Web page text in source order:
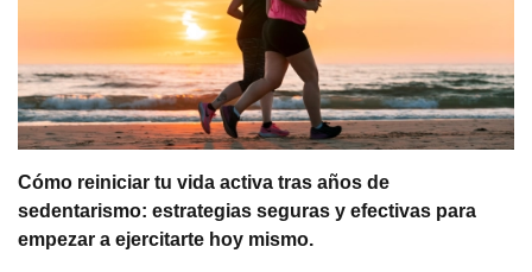
Cómo reiniciar tu vida activa tras años de
sedentarismo: estrategias seguras y efectivas para
empezar a ejercitarte hoy mismo.